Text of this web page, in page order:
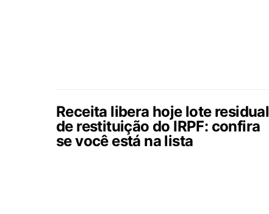
Receita libera hoje lote residual
de restituição do IRPF: confira
se você está na lista